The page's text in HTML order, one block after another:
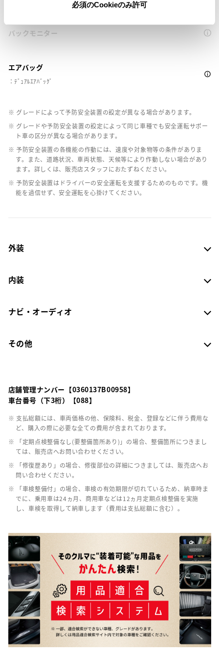
必須のCookieのみ許可
バックモニター
エアバッグ
：ﾃﾞｭｱﾙｴｱﾊﾞｯｸﾞ
※ グレードによって予防安全装置の設定が異なる場合があります。
※ グレードや予防安全装置の設定によって同じ車種でも安全運転サポー
ト車の区分が異なる場合があります。
※ 予防安全装置の各機能の作動には、速度や対象物等の条件がありま
す。また、道路状況、車両状態、天候等により作動しない場合があり
ます。詳しくは、販売店スタッフにおたずねください。
※ 予防安全装置はドライバーの安全運転を支援するためのものです。機
能を過信せず、安全運転を心掛けてください。
外装
内装
ナビ・オーディオ
その他
店舗管理ナンバー【0360137B00958】
車台番号（下3桁）【088】
※ 支払総額には、車両価格の他、保険料、税金、登録などに伴う費用な
ど、購入の際に必要な全ての費用が含まれております。
※ 「定期点検整備なし(要整備箇所あり)」の場合、整備箇所につきまし
ては、販売店へお問い合わせください。
※ 「修復歴あり」の場合、修復部位の詳細につきましては、販売店へお
問い合わせください。
※ 「車検整備付」の場合、車検の有効期限が切れているため、納車時ま
でに、乗用車は24ヵ月、商用車などは12ヵ月定期点検整備を実施
し、車検を取得して納車します（費用は支払総額に含む）。